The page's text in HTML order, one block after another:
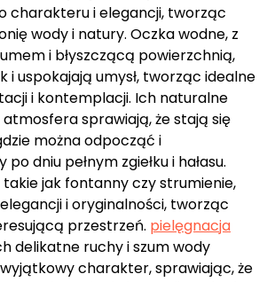
charakteru i elegancji, tworząc
wody i natury. Oczka wodne, z
i błyszczącą powierzchnią,
i uspokajają umysł, tworząc idealne
i kontemplacji. Ich naturalne
sprawiają, że stają się
można odpocząć i
dniu pełnym zgiełku i hałasu.
jak fontanny czy strumienie,
i oryginalności, tworząc
przestrzeń. pielęgnacja
delikatne ruchy i szum wody
charakter, sprawiając, że